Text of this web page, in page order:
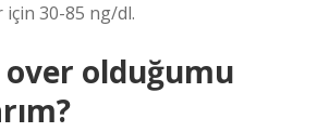
30-85 ng/dl.
olduğumu